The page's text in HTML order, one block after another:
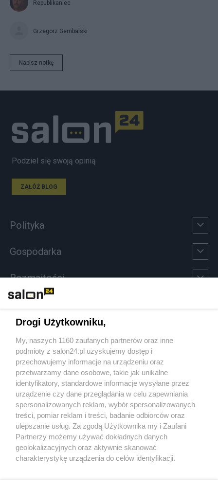
Republikaniec
Grzegorz Gembalski
Napisz notkę
Podziel się swoją opinią
ZAŁÓŻ BLOG
Polityka
Gospodarka
Rozmaitości
Sport
Społeczeństwo
Kultura
X Facebook Instagram Youtube
Drogi Użytkowniku,
My, naszych 1160 zaufanych partnerów oraz inne
podmioty z salon24.pl uzyskujemy dostęp i
przechowujemy informacje na urządzeniu oraz
przetwarzamy dane osobowe, takie jak unikalne
identyfikatory, standardowe informacje wysyłane przez
urządzenie czy dane przeglądania w celu zapewniania
spersonalizowanych reklam, wybór spersonalizowanych
treści, pomiar reklam i treści, badanie odbiorców oraz
ulepszanie usług. Za zgodą Użytkownika my i Zaufani
Partnerzy możemy używać dokładnych danych
geolokalizacyjnych oraz aktywnie skanować
charakterystykę urządzenia do celów identyfikacji.